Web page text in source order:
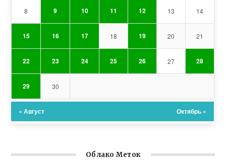
8 9 10 11 12 13 14
15 16 17 18 19 20 21
22 23 24 25 26 27 28
29 30
« Август Октябрь »
Облако Меток